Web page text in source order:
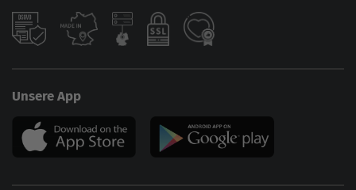
Unsere App